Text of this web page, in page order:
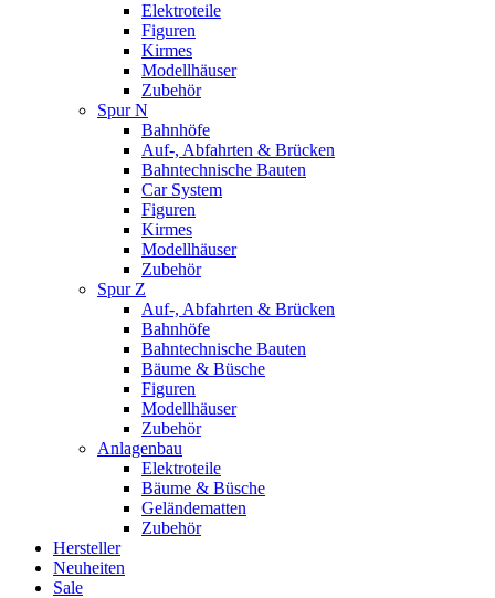
Elektroteile
Figuren
Kirmes
Modellhäuser
Zubehör
Spur N
Bahnhöfe
Auf-, Abfahrten & Brücken
Bahntechnische Bauten
Car System
Figuren
Kirmes
Modellhäuser
Zubehör
Spur Z
Auf-, Abfahrten & Brücken
Bahnhöfe
Bahntechnische Bauten
Bäume & Büsche
Figuren
Modellhäuser
Zubehör
Anlagenbau
Elektroteile
Bäume & Büsche
Geländematten
Zubehör
Hersteller
Neuheiten
Sale